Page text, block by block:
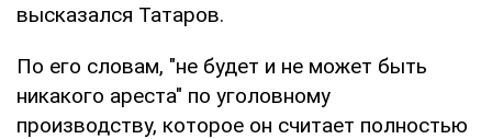
высказался Татаров.
По его словам, "не будет и не может быть
никакого ареста" по уголовному
производству, которое он считает полностью